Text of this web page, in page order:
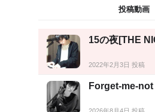
投稿動画
15の夜[THE
2022年2月3日 投稿
Forget-me-not